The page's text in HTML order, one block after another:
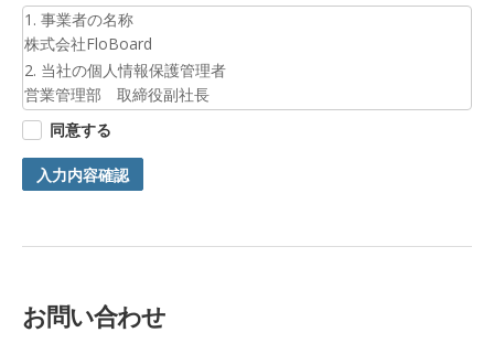
1. 事業者の名称
株式会社FloBoard
2. 当社の個人情報保護管理者
営業管理部 取締役副社長
3. 個人情報の利用目的
お預かりした個人情報は、お問合せへの対応のために利用いた
します。
4. 第三者提供について
ご入力頂く個人情報は第三者に提供しません。
正・追加・削除、利用の停止または消去、第三者への提供の停
同意する
入力内容確認
お問い合わせ